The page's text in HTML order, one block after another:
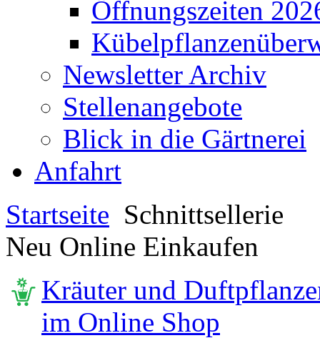
Öffnungszeiten
Newsletter Archiv
Stellenangebote
Blick in die Gärtnerei
Anfahrt
Startseite Schnittsellerie
Neu Online Einkaufen
Kräuter und
im Online Shop